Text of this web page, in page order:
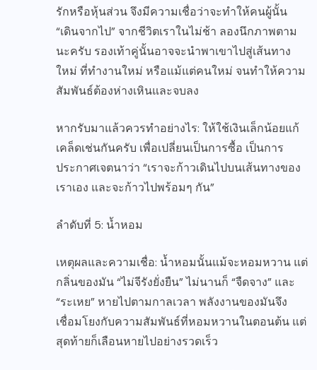
รักหรือหุ้นส่วน จึงมีความเชื่อว่าจะทำให้คนผู้นั้น
“เดินจากไป” จากชีวิตเราในไม่ช้า ลองนึกภาพตาม
นะครับ รองเท้าคู่นั้นอาจจะนำพาเขาไปสู่เส้นทาง
ใหม่ ที่ทำงานใหม่ หรือแม้แต่คนใหม่ จนทำให้ความ
สัมพันธ์ต้องห่างเหินและจบลง
หากรับมาแล้วควรทำอย่างไร: ให้ใช้เงินเล็กน้อยแก้
เคล็ดเช่นกันครับ เพื่อเปลี่ยนเป็นการซื้อ เป็นการ
ประกาศเจตนาว่า “เราจะก้าวเดินไปบนเส้นทางของ
เราเอง และจะก้าวไปพร้อมๆ กัน”
ลำดับที่ 5: น้ำหอม
เหตุผลและความเชื่อ: น้ำหอมนั้นแม้จะหอมหวาน แต่
กลิ่นของมัน “ไม่จีรังยั่งยืน” ไม่นานก็ “จืดจาง” และ
“ระเหย” หายไปตามกาลเวลา พลังงานของมันจึง
เชื่อมโยงกับความสัมพันธ์ที่หอมหวานในตอนต้น แต่
สุดท้ายก็เลือนหายไปอย่างรวดเร็ว